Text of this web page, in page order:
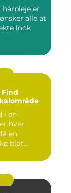
hårpleje er
alle at
look
Find
i en
hver
en
blot